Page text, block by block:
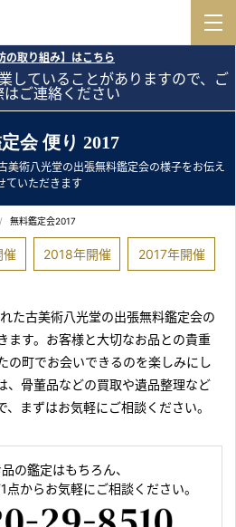
の取り組み】はこちら
していることがありますので、ご
はご連絡ください
会 便り 2017
美術⼋光堂の出張無料鑑定会の様⼦をお伝え
ていただきます
無料鑑定会2017
催 2018年開催 2017年開催
た古美術⼋光堂の出張無料鑑定会の
ます。お客様と⼤切なお品との貴重
の町でお会いできるのを楽しみにし
、骨董品などの買取や遺品整理など
まずはお気軽にご相談ください。
の鑑定はもちろん、
からお気軽にご相談ください。